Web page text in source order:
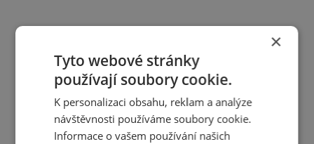
×
Tyto webové stránky
používají soubory cookie.
K personalizaci obsahu, reklam a analýze
návštěvnosti používáme soubory cookie.
Informace o vašem používání našich